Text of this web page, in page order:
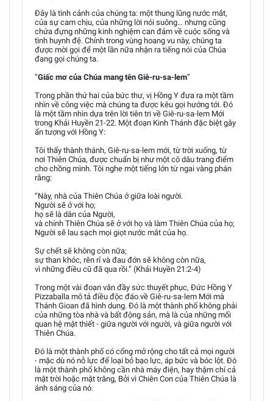
Đây là tình cảnh của chúng ta: một thung lũng nước mắt,
của sự cam chịu, của những lời nói suông… nhưng cũng
chứa đựng những kinh nghiệm can đảm về cuộc sống và
tình huynh đệ. Chính trong vùng hoang vu này, chúng ta
được mời gọi để một lần nữa nhận ra tiếng nói của Chúa
đang gọi chúng ta.
“Giấc mơ của Chúa mang tên Giê-ru-sa-lem”
Trong phần thứ hai của bức thư, vị Hồng Y đưa ra một tầm
nhìn về công việc mà chúng ta được kêu gọi hướng tới. Đó
là một tầm nhìn dựa trên lời tiên tri về Giê-ru-sa-lem Mới
trong Khải Huyền 21-22. Một đoạn Kinh Thánh đặc biệt gây
ấn tượng với Hồng Y:
Tôi thấy thành thánh, Giê-ru-sa-lem mới, từ trời xuống, từ
nơi Thiên Chúa, được chuẩn bị như một cô dâu trang điểm
cho chồng mình. Tôi nghe một tiếng lớn từ ngai vàng phán
rằng:
“Này, nhà của Thiên Chúa ở giữa loài người.
Người sẽ ở với họ;
họ sẽ là dân của Người,
và chính Thiên Chúa sẽ ở với họ và làm Thiên Chúa của họ;
Người sẽ lau sạch mọi giọt nước mắt của họ.
Sự chết sẽ không còn nữa;
sự than khóc, rên rỉ và đau đớn sẽ không còn nữa,
vì những điều cũ đã qua rồi.” (Khải Huyền 21:2-4)
Trong một vài đoạn văn đầy sức thuyết phục, Đức Hồng Y
Pizzaballa mô tả điều độc đáo về Giê-ru-sa-lem Mới mà
Thánh Gioan đã hình dung. Đó là một thành phố không phải
của những tòa nhà và bất động sản, mà là của những mối
quan hệ mật thiết - giữa người với người, và giữa người với
Thiên Chúa.
Đó là một thành phố có cổng mở rộng cho tất cả mọi người
- mặc dù nó nỗ lực để loại bỏ bạo lực, áp bức và bóc lột. Đó
là một thành phố không cần nhà máy điện, hay thậm chí cả
mặt trời hoặc mặt trăng, Bởi vì Chiên Con của Thiên Chúa là
ánh sáng của nó.